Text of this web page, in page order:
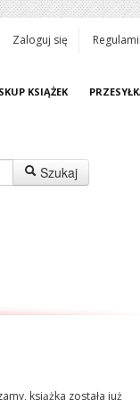
Zaloguj się
KSIĄŻEK
Szukaj
książka została już